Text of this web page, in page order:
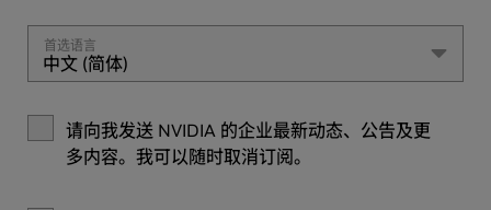
首选语言
中文 (简体)
请向我发送 NVIDIA 的企业最新动态、公告及更
多内容。我可以随时取消订阅。